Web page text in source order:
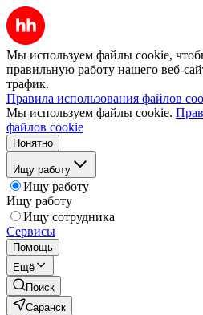
Мы используем файлы cookie,
правильную работу нашего веб-
трафик.
Правила использования файлов
Мы используем файлы cookie.
файлов cookie
Понятно
Ищу работу
Ищу работу
Ищу работу
Ищу сотрудника
Сервисы
Помощь
Ещё
Поиск
Саранск